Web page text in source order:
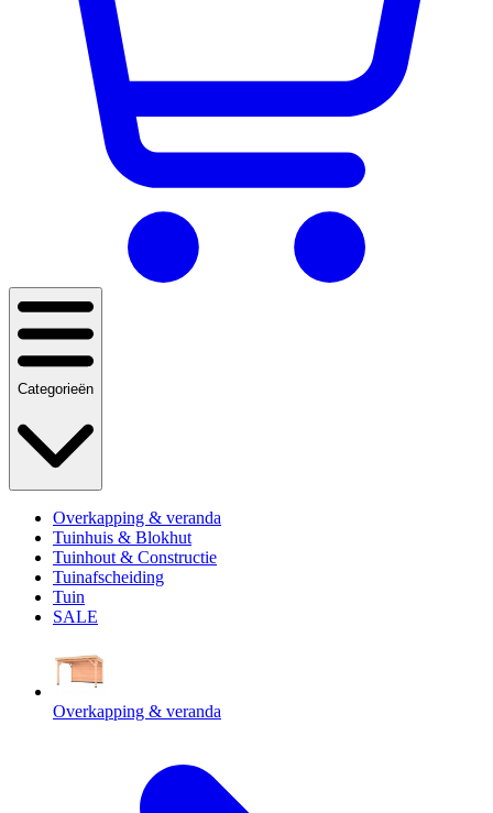
Categorieën
Overkapping & veranda
Tuinhuis & Blokhut
Tuinhout & Constructie
Tuinafscheiding
Tuin
SALE
Overkapping & veranda